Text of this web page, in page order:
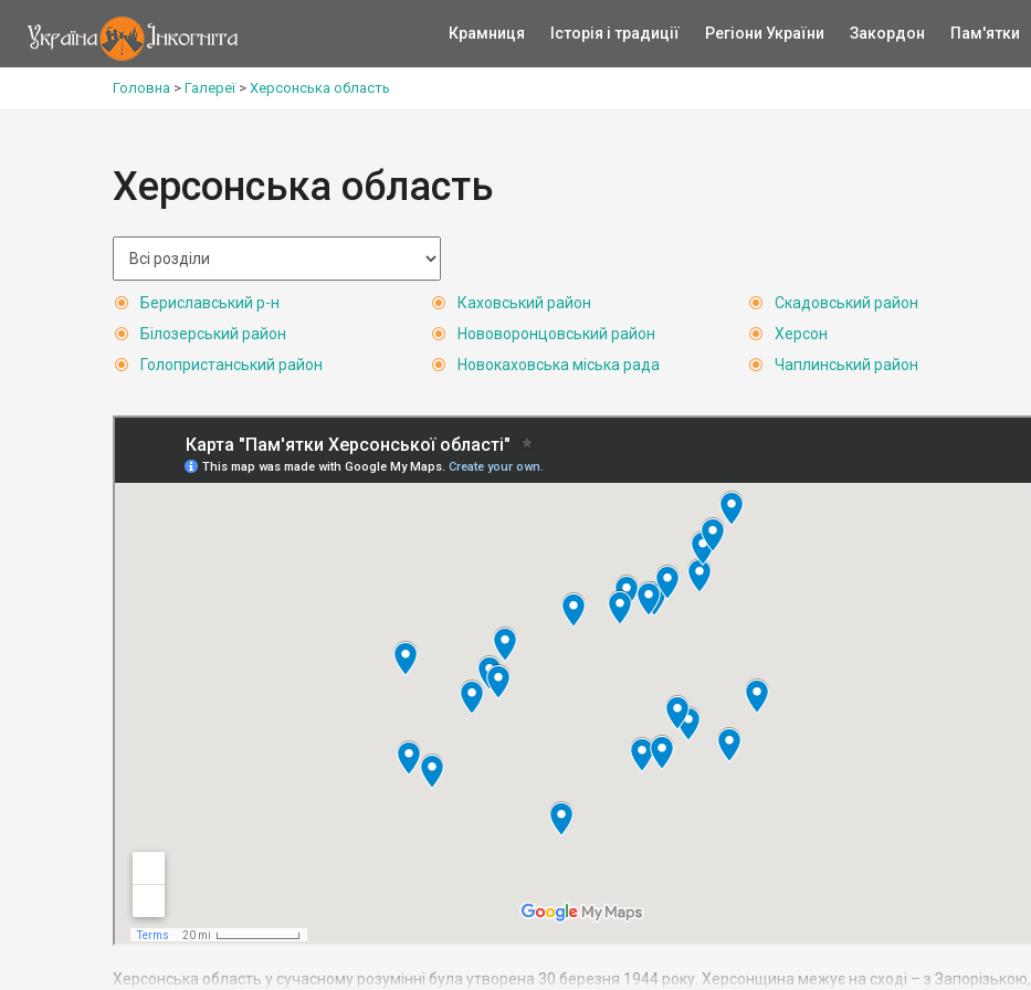
Крамниця Історія і традиції Регіони України Закордон Пам'ятки
Головна > Галереї> Херсонська область
Херсонська область
Бериславський р-н
Білозерський район
Голопристанський район
Каховський район
Нововоронцовський район
Новокаховська міська рада
Скадовський район
Херсон
Чаплинський район
Херсонська область у сучасному розумінні була утворена 30 березня 1944 року. Херсонщина межує на сході – з Запорізькою,